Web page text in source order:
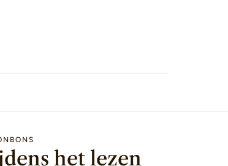
het lezen